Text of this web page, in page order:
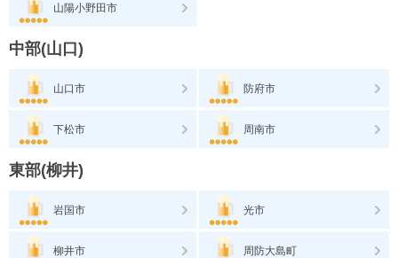
山陽小野田市
中部(山口)
山口市 防府市
下松市 周南市
東部(柳井)
岩国市 光市
柳井市 周防大島町